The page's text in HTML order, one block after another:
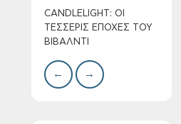
CANDLELIGHT: ΟΙ
ΤΕΣΣΕΡΙΣ ΕΠΟΧΕΣ ΤΟΥ
ΒΙΒΑΛΝΤΙ
← →